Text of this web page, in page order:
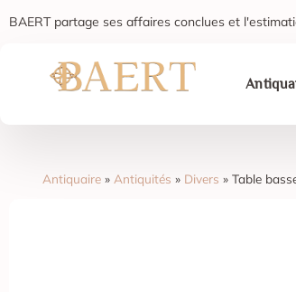
BAERT partage ses affaires conclues et
Antiquaire » Antiquités » Divers » Table